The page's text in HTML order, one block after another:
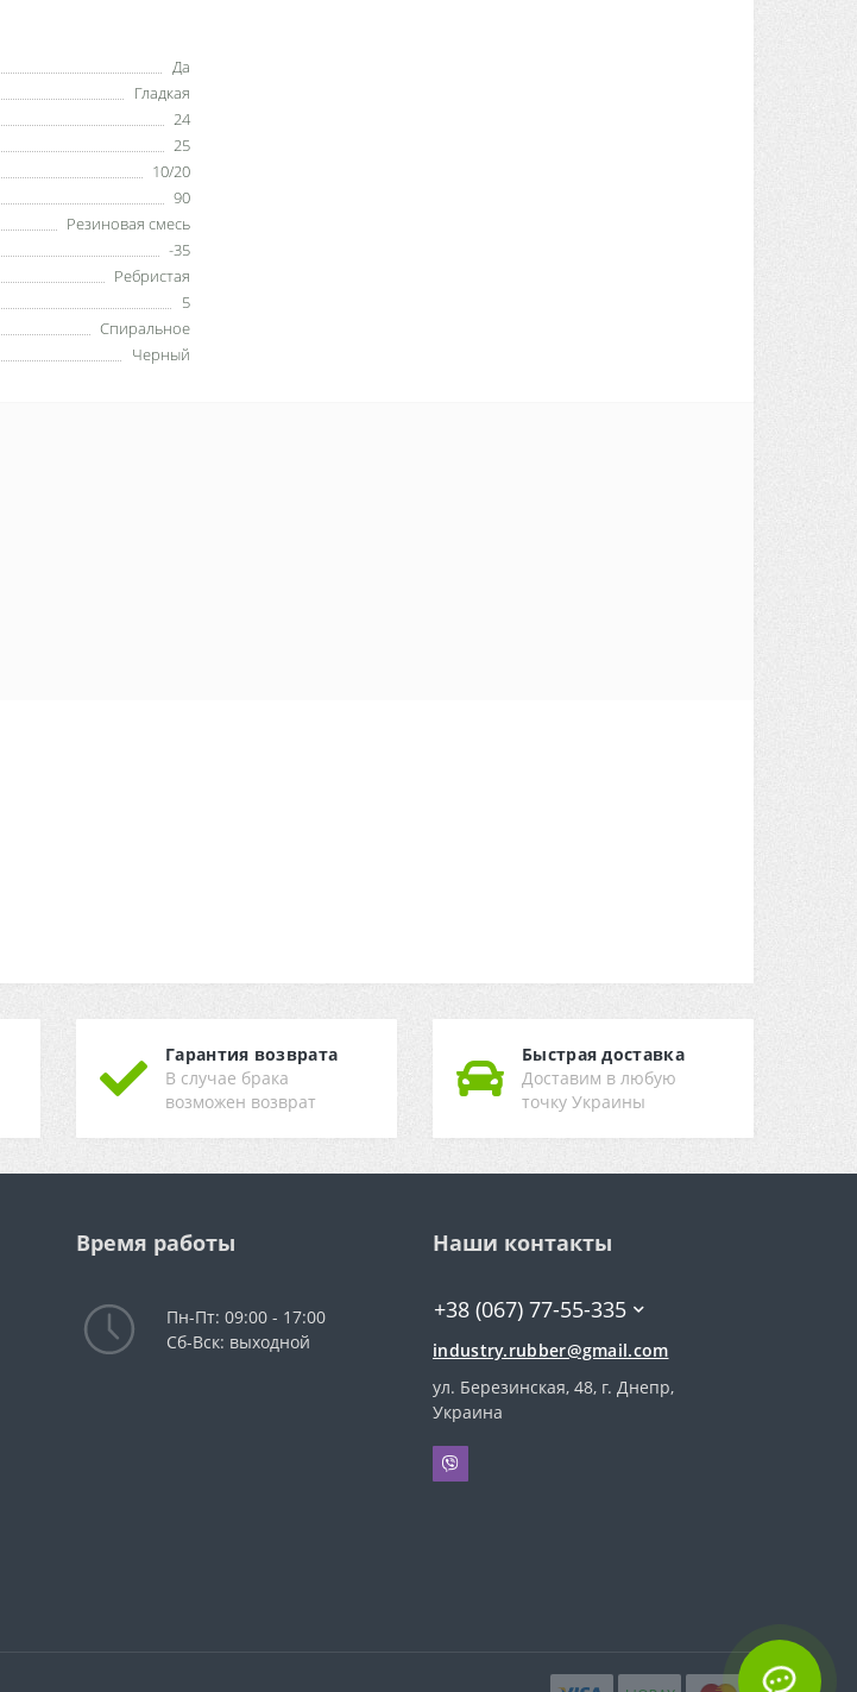
Да
Гладкая
24
25
10/20
90
Резиновая смесь
-35
Ребристая
5
Спиральное
Черный
Гарантия возврата
В случае брака
возможен возврат
Быстрая доставка
Доставим в любую
точку Украины
Время работы
Пн-Пт: 09:00 - 17:00
Сб-Вск: выходной
Наши контакты
+38 (067) 77-55-335
industry.rubber@gmail.com
ул. Березинская, 48, г. Днепр,
Украина